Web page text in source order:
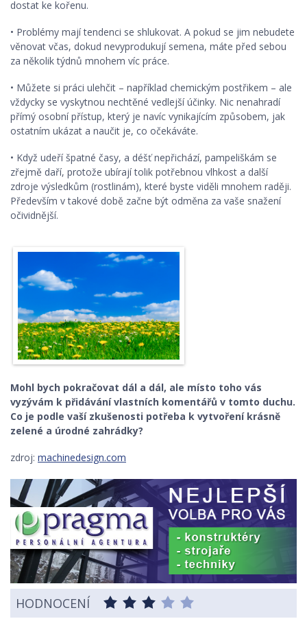
dostat ke kořenu.
• Problémy mají tendenci se shlukovat. A pokud se jim nebudete
věnovat včas, dokud nevyprodukují semena, máte před sebou
za několik týdnů mnohem víc práce.
• Můžete si práci ulehčit – například chemickým postřikem – ale
vždycky se vyskytnou nechtěné vedlejší účinky. Nic nenahradí
přímý osobní přístup, který je navíc vynikajícím způsobem, jak
ostatním ukázat a naučit je, co očekáváte.
• Když udeří špatné časy, a déšť nepřichází, pampeliškám se
zřejmě daří, protože ubírají tolik potřebnou vlhkost a další
zdroje výsledkům (rostlinám), které byste viděli mnohem raději.
Především v takové době začne být odměna za vaše snažení
očividnější.
Mohl bych pokračovat dál a dál, ale místo toho vás
vyzývám k přidávání vlastních komentářů v tomto duchu.
Co je podle vaší zkušenosti potřeba k vytvoření krásně
zelené a úrodné zahrádky?
zdroj: machinedesign.com
HODNOCENÍ